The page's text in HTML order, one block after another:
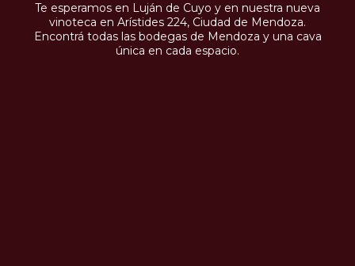
Te esperamos en Luján de Cuyo y en nuestra nueva
vinoteca en Arístides 224, Ciudad de Mendoza.
Encontrá todas las bodegas de Mendoza y una cava
única en cada espacio.